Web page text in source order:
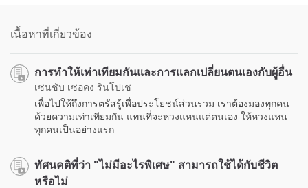
เนื้อหาที่เกี่ยวข้อง
การทำให้เท่าเทียมกันและการแลกเปลี่ยนตนเองกับผู้อื่น
เซนชับ เซอคง รินโปเช
เพื่อไปให้ถึงการตรัสรู้เพื่อประโยชน์ส่วนรวม เราต้องมองทุกคน
ด้วยความเท่าเทียมกัน แทนที่จะหวงแหนแต่ตนเอง ให้หวงแหน
ทุกคนเป็นอย่างแรก
ทัศนคติที่ว่า "ไม่มีอะไรพิเศษ" สามารถใช้ได้กับชีวิต
หรือไม่